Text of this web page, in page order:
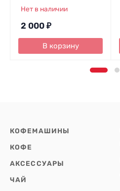
Нет в наличии
2 000 ₽
В корзину
КОФЕМАШИНЫ
КОФЕ
АКСЕССУАРЫ
ЧАЙ